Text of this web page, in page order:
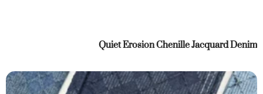
Quiet Erosion Chenille Jacquard Denim